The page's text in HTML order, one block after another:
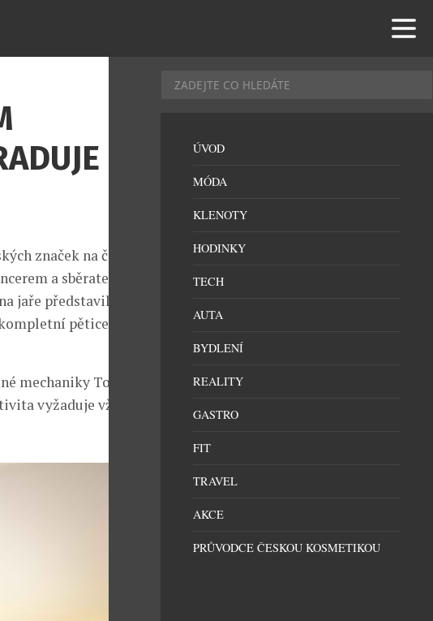
značek na českém
a sběratelem
jaře představil jako
pětice vizuálů
mechaniky Tomáš
vyžaduje vždy ty
ÚVOD
MÓDA
KLENOTY
HODINKY
TECH
AUTA
BYDLENÍ
REALITY
GASTRO
FIT
TRAVEL
AKCE
PRŮVODCE ČESKOU KOSMETIKOU